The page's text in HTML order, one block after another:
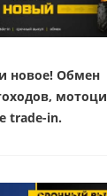
новое! Обмен
trade-in.